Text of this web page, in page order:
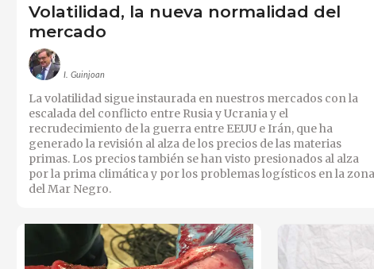
Volatilidad, la nueva normalidad del
mercado
I. Guinjoan
La volatilidad sigue instaurada en nuestros mercados con la
escalada del conflicto entre Rusia y Ucrania y el
recrudecimiento de la guerra entre EEUU e Irán, que ha
generado la revisión al alza de los precios de las materias
primas. Los precios también se han visto presionados al alza
por la prima climática y por los problemas logísticos en la zona
del Mar Negro.